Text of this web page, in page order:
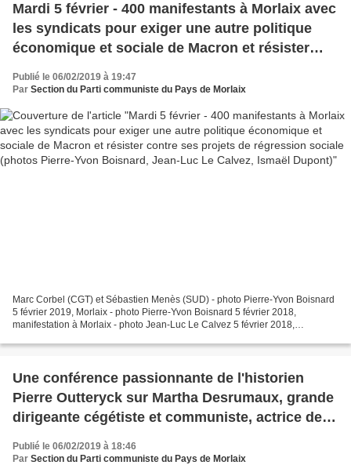
Mardi 5 février - 400 manifestants à Morlaix avec
les syndicats pour exiger une autre politique
économique et sociale de Macron et résister
contre ses projets de régression sociale (photos
Pierre-Yvon Boisnard, Jean-Luc Le Calvez,
Publié le 06/02/2019 à 19:47
Par Section du Parti communiste du Pays de Morlaix
Marc Corbel (CGT) et Sébastien Menès (SUD) - photo Pierre-Yvon Boisnard
5 février 2019, Morlaix - photo Pierre-Yvon Boisnard 5 février 2018,
manifestation à Morlaix - photo Jean-Luc Le Calvez 5 février 2018,
Une conférence passionnante de l'historien
Pierre Outteryck sur Martha Desrumaux, grande
dirigeante cégétiste et communiste, actrice de
républicaine, ouvrière, féministe, résistante,
Publié le 06/02/2019 à 18:46
Par Section du Parti communiste du Pays de Morlaix